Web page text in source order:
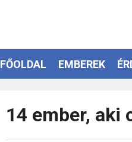
FŐOLDAL EMBEREK
14 ember, aki